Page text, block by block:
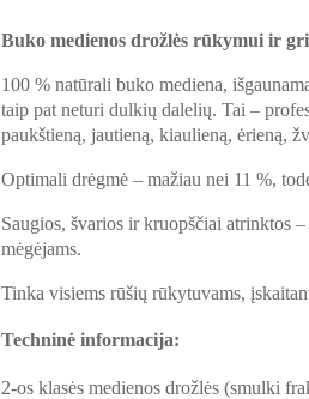
Buko medienos drožlės rūkymui ir
100 % natūrali buko mediena,
taip pat neturi dulkių dalelių. Tai –
paukštieną, jautieną, kiaulieną, ėrieną,
Optimali drėgmė – mažiau nei 11 %,
Saugios, švarios ir kruopščiai atrinktos
mėgėjams.
Tinka visiems rūšių rūkytuvams,
Techninė informacija:
2-os klasės medienos drožlės (smulki